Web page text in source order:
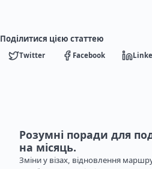
Поділитися цією статтею
Twitter Facebook
Розумні поради для
на місяць.
Зміни у візах, відновлення